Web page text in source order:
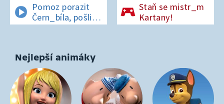
Pomoz porazit
Čern_bíla, pošli
pís_enko
Staň se mistr_m
Kartany!
Nejlepší animáky